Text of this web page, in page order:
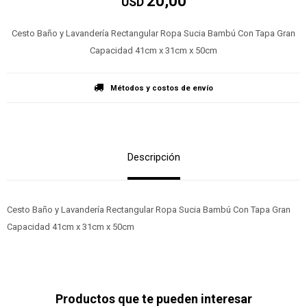
Cesto Baño y Lavandería Rectangular Ropa Sucia Bambú Con Tapa Gran
Capacidad 41cm x 31cm x 50cm
Métodos y costos de envío
Descripción
Cesto Baño y Lavandería Rectangular Ropa Sucia Bambú Con Tapa Gran
Capacidad 41cm x 31cm x 50cm
Productos que te pueden interesar